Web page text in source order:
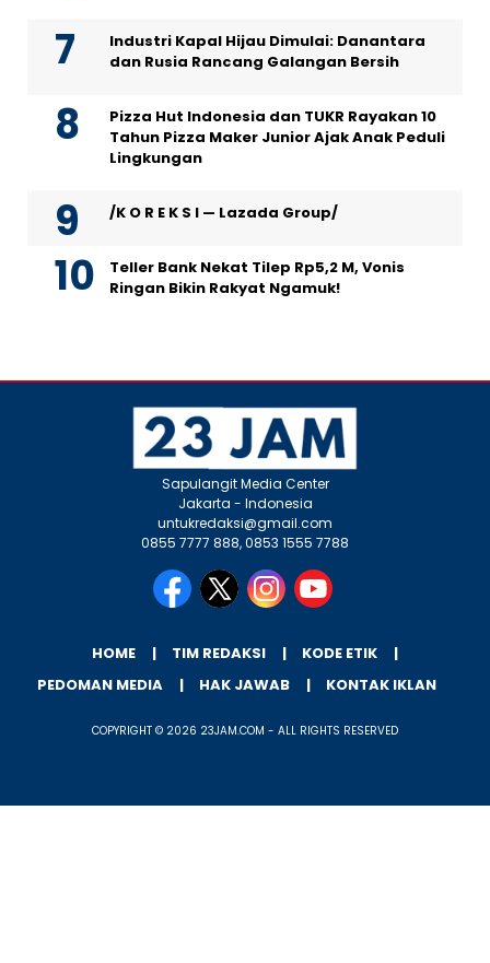
Industri Kapal Hijau Dimulai: Danantara
dan Rusia Rancang Galangan Bersih
Pizza Hut Indonesia dan TUKR Rayakan 10
Tahun Pizza Maker Junior Ajak Anak Peduli
Lingkungan
/K O R E K S I — Lazada Group/
Teller Bank Nekat Tilep Rp5,2 M, Vonis
Ringan Bikin Rakyat Ngamuk!
Sapulangit Media Center
Jakarta - Indonesia
untukredaksi@gmail.com
0855 7777 888, 0853 1555 7788
HOME TIM REDAKSI
KODE ETIK
PEDOMAN MEDIA
HAK JAWAB KONTAK IKLAN
COPYRIGHT © 2026 23JAM.COM - ALL RIGHTS RESERVED